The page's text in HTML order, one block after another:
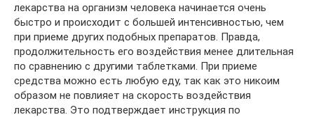
лекарства на организм человека начинается очень
быстро и происходит с большей интенсивностью, чем
при приеме других подобных препаратов. Правда,
продолжительность его воздействия менее длительная
по сравнению с другими таблетками. При приеме
средства можно есть любую еду, так как это никоим
образом не повлияет на скорость воздействия
лекарства. Это подтверждает инструкция по